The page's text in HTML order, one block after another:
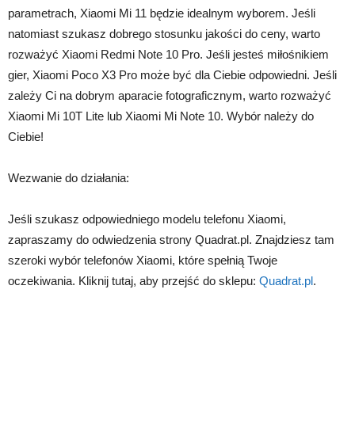
parametrach, Xiaomi Mi 11 będzie idealnym wyborem. Jeśli
natomiast szukasz dobrego stosunku jakości do ceny, warto
rozważyć Xiaomi Redmi Note 10 Pro. Jeśli jesteś miłośnikiem
gier, Xiaomi Poco X3 Pro może być dla Ciebie odpowiedni. Jeśli
zależy Ci na dobrym aparacie fotograficznym, warto rozważyć
Xiaomi Mi 10T Lite lub Xiaomi Mi Note 10. Wybór należy do
Ciebie!
Wezwanie do działania:
Jeśli szukasz odpowiedniego modelu telefonu Xiaomi,
zapraszamy do odwiedzenia strony Quadrat.pl. Znajdziesz tam
szeroki wybór telefonów Xiaomi, które spełnią Twoje
oczekiwania. Kliknij tutaj, aby przejść do sklepu: Quadrat.pl.